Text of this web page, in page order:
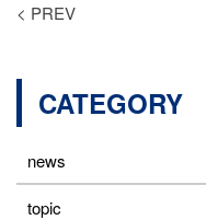
< PREV
CATEGORY
news
topic